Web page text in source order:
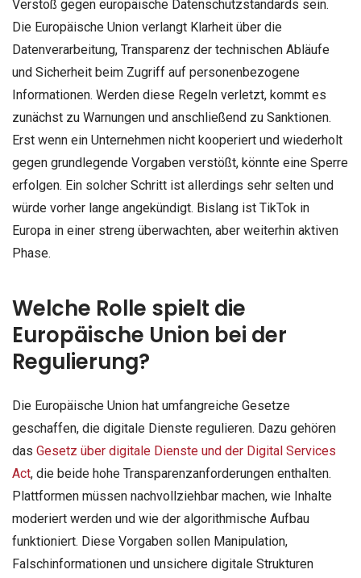
Verstoß gegen europäische Datenschutzstandards sein.
Die Europäische Union verlangt Klarheit über die
Datenverarbeitung, Transparenz der technischen Abläufe
und Sicherheit beim Zugriff auf personenbezogene
Informationen. Werden diese Regeln verletzt, kommt es
zunächst zu Warnungen und anschließend zu Sanktionen.
Erst wenn ein Unternehmen nicht kooperiert und wiederholt
gegen grundlegende Vorgaben verstößt, könnte eine Sperre
erfolgen. Ein solcher Schritt ist allerdings sehr selten und
würde vorher lange angekündigt. Bislang ist TikTok in
Europa in einer streng überwachten, aber weiterhin aktiven
Phase.
Welche Rolle spielt die
Europäische Union bei der
Regulierung?
Die Europäische Union hat umfangreiche Gesetze
geschaffen, die digitale Dienste regulieren. Dazu gehören
das Gesetz über digitale Dienste und der Digital Services
Act, die beide hohe Transparenzanforderungen enthalten.
Plattformen müssen nachvollziehbar machen, wie Inhalte
moderiert werden und wie der algorithmische Aufbau
funktioniert. Diese Vorgaben sollen Manipulation,
Falschinformationen und unsichere digitale Strukturen